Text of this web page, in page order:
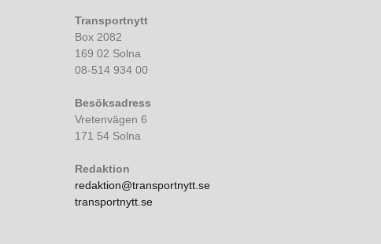
Transportnytt
Box 2082
169 02 Solna
08-514 934 00
Besöksadress
Vretenvägen 6
171 54 Solna
Redaktion
redaktion@transportnytt.se
transportnytt.se